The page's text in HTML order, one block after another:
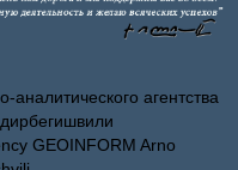
агентства
GEOINFORM Arno